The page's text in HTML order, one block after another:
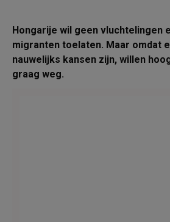
Hongarije wil geen vluchtelingen
migranten toelaten. Maar omdat
nauwelijks kansen zijn, willen
graag weg.